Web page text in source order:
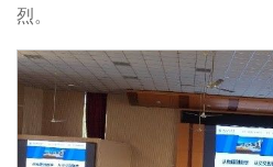
烈。